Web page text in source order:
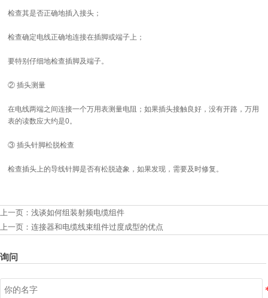
检查其是否正确地插入接头；
检查确定电线正确地连接在插脚或端子上；
要特别仔细地检查插脚及端子。
② 插头测量
在电线两端之间连接一个万用表测量电阻；如果插头接触良好，没有开路，万用
表的读数应大约是0。
③ 插头针脚松脱检查
检查插头上的导线针脚是否有松脱迹象，如果发现，需要及时修复。
上一页： 浅谈如何组装射频电缆组件
上一页： 连接器和电缆线束组件过度成型的优点
询问